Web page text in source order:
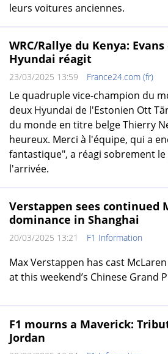
leurs voitures anciennes.
WRC/Rallye du Kenya:
Hyundai réagit
23/03/2025 13:59 France24.com (fr)
Le quadruple vice-champion du
deux Hyundai de l'Estonien Ott
du monde en titre belge Thierry
heureux. Merci à l'équipe, qui a
fantastique", a réagi sobrement le
l'arrivée.
Verstappen sees continued
dominance in Shanghai
20/03/2025 13:21 F1 Information
Max Verstappen has cast
at this weekend’s Chinese Grand
F1 mourns a Maverick:
Jordan